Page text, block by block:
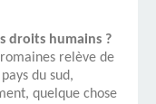
droits humains ?
relève de
du sud,
quelque chose